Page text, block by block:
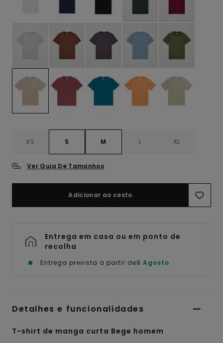
XS S M L XL
Ver Guia De Tamanhos
Adicionar ao cesto
Entrega em casa ou em ponto de
recolha
Entrega prevista a partir de8 Agosto
Detalhes e funcionalidades
T-shirt de manga curta Bege homem